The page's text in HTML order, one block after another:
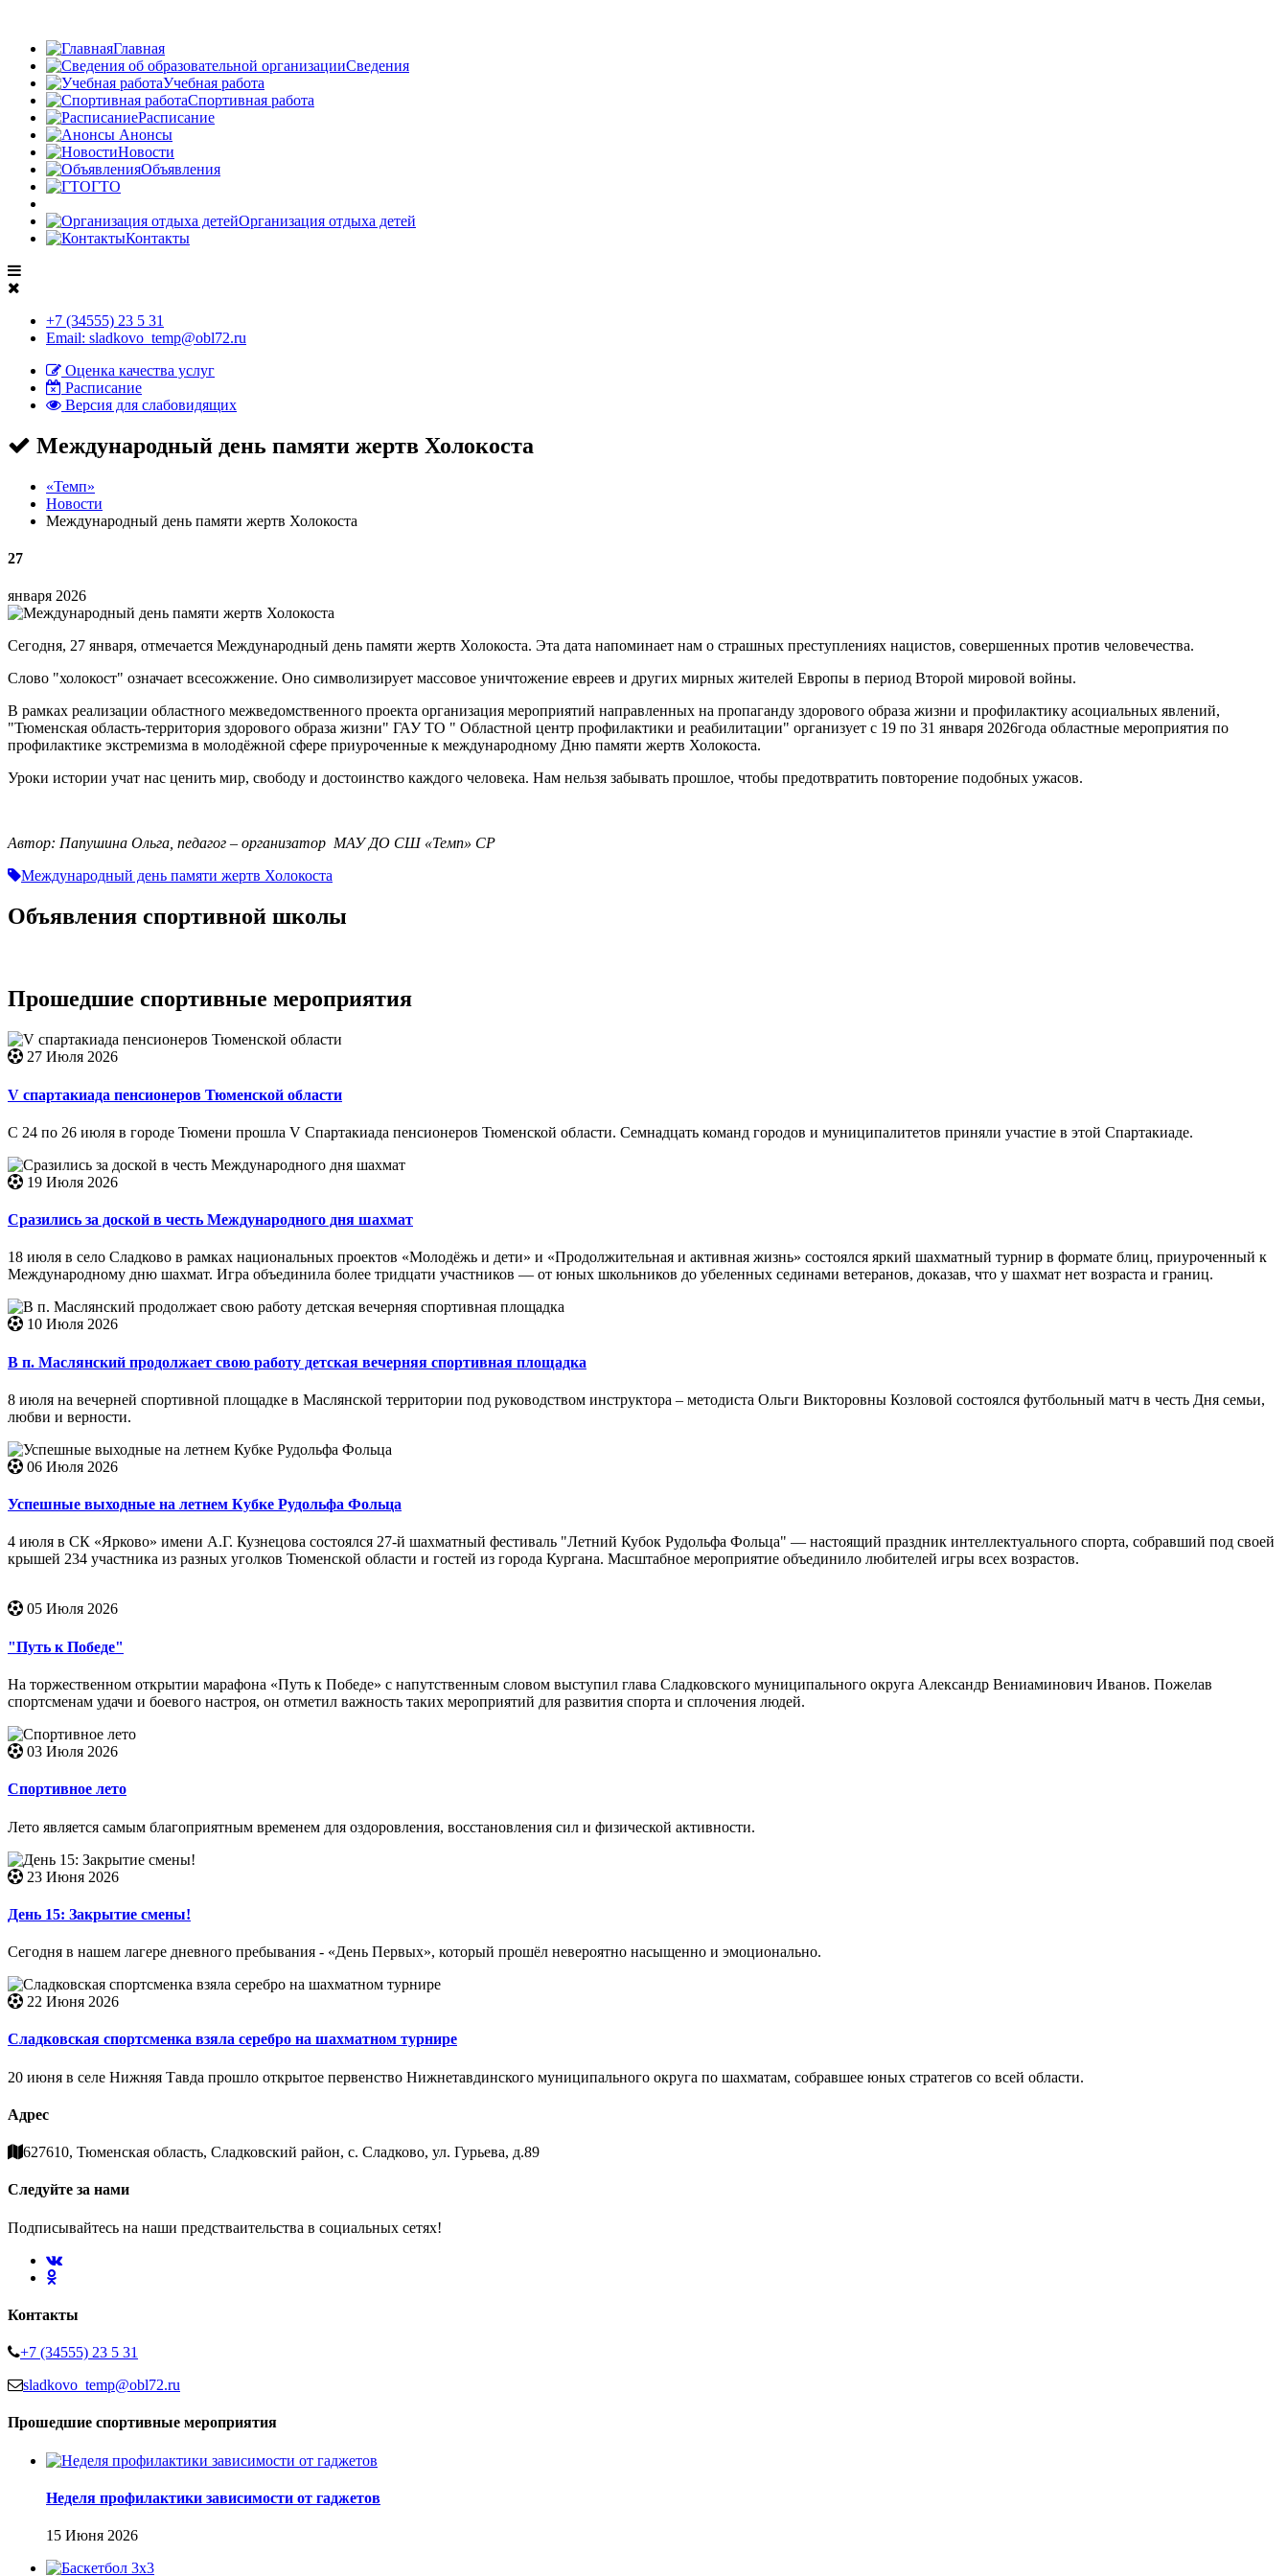
Главная
Сведения
Учебная работа
Спортивная работа
Расписание
Анонсы
Новости
Объявления
ГТО
Организация отдыха детей
Контакты
+7 (34555) 23 5 31
Email: sladkovo_temp@obl72.ru
Оценка качества услуг
Расписание
Версия для слабовидящих
Международный день памяти жертв Холокоста
«Темп»
Новости
Международный день памяти жертв Холокоста
27
января 2026
Сегодня, 27 января, отмечается Международный день памяти жертв Холокоста. Эта дата напоминает нам о страшных преступлениях нацистов, совершенных против человечества.
Слово "холокост" означает всесожжение. Оно символизирует массовое уничтожение евреев и других мирных жителей Европы в период Второй мировой войны.
В рамках реализации областного межведомственного проекта организация мероприятий направленных на пропаганду здорового образа жизни и профилактику асоциальных явлений,
"Тюменская область-территория здорового образа жизни" ГАУ ТО " Областной центр профилактики и реабилитации" организует с 19 по 31 января 2026года областные мероприятия по
профилактике экстремизма в молодёжной сфере приуроченные к международному Дню памяти жертв Холокоста.
Уроки истории учат нас ценить мир, свободу и достоинство каждого человека. Нам нельзя забывать прошлое, чтобы предотвратить повторение подобных ужасов.
Автор: Папушина Ольга, педагог – организатор МАУ ДО СШ «Темп» СР
Международный день памяти жертв Холокоста
Объявления спортивной школы
Прошедшие спортивные мероприятия
27 Июля 2026
V спартакиада пенсионеров Тюменской области
С 24 по 26 июля в городе Тюмени прошла V Спартакиада пенсионеров Тюменской области. Семнадцать команд городов и муниципалитетов приняли участие в этой Спартакиаде.
19 Июля 2026
Сразились за доской в честь Международного дня шахмат
18 июля в село Сладково в рамках национальных проектов «Молодёжь и дети» и «Продолжительная и активная жизнь» состоялся яркий шахматный турнир в формате блиц, приуроченный к
Международному дню шахмат. Игра объединила более тридцати участников — от юных школьников до убеленных сединами ветеранов, доказав, что у шахмат нет возраста и границ.
10 Июля 2026
В п. Маслянский продолжает свою работу детская вечерняя спортивная площадка
8 июля на вечерней спортивной площадке в Маслянской территории под руководством инструктора – методиста Ольги Викторовны Козловой состоялся футбольный матч в честь Дня семьи,
любви и верности.
06 Июля 2026
Успешные выходные на летнем Кубке Рудольфа Фольца
4 июля в СК «Ярково» имени А.Г. Кузнецова состоялся 27-й шахматный фестиваль "Летний Кубок Рудольфа Фольца" — настоящий праздник интеллектуального спорта, собравший под своей
крышей 234 участника из разных уголков Тюменской области и гостей из города Кургана. Масштабное мероприятие объединило любителей игры всех возрастов.
05 Июля 2026
"Путь к Победе"
На торжественном открытии марафона «Путь к Победе» с напутственным словом выступил глава Сладковского муниципального округа Александр Вениаминович Иванов. Пожелав
спортсменам удачи и боевого настроя, он отметил важность таких мероприятий для развития спорта и сплочения людей.
03 Июля 2026
Спортивное лето
Лето является самым благоприятным временем для оздоровления, восстановления сил и физической активности.
23 Июня 2026
День 15: Закрытие смены!
Сегодня в нашем лагере дневного пребывания - «День Первых», который прошёл невероятно насыщенно и эмоционально.
22 Июня 2026
Сладковская спортсменка взяла серебро на шахматном турнире
20 июня в селе Нижняя Тавда прошло открытое первенство Нижнетавдинского муниципального округа по шахматам, собравшее юных стратегов со всей области.
Адрес
627610, Тюменская область, Сладковский район, с. Сладково, ул. Гурьева, д.89
Следуйте за нами
Подписывайтесь на наши предстваительства в социальных сетях!
Контакты
+7 (34555) 23 5 31
sladkovo_temp@obl72.ru
Прошедшие спортивные мероприятия
Неделя профилактики зависимости от гаджетов
15 Июня 2026